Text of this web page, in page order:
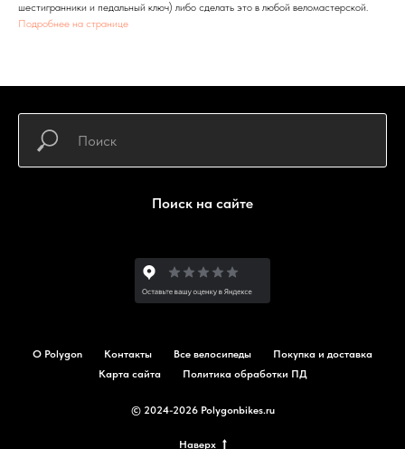
шестигранники и педальный ключ) либо сделать это в любой веломастерской.
Подробнее на странице
Поиск на сайте
О Polygon Контакты Все велосипеды
Покупка и доставка
Карта сайта
Политика обработки ПД
© 2024-2026 Polygonbikes.ru
Наверх